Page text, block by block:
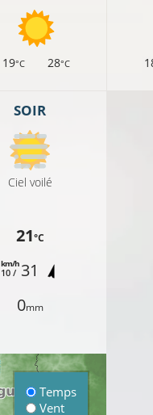
19°C 28°C
SOIR
Ciel voilé
21°C
10 /
km/h 31
0mm
Temps
Vent